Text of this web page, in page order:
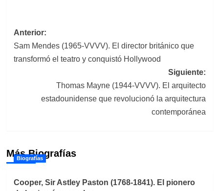
Navegación
de
Anterior:
Sam Mendes (1965-VVVV). El director británico que
transformó el teatro y conquistó Hollywood
Siguiente:
Thomas Mayne (1944-VVVV). El arquitecto
estadounidense que revolucionó la arquitectura
contemporánea
Más Biografías
Biografías
Cooper, Sir Astley Paston (1768-1841). El pionero